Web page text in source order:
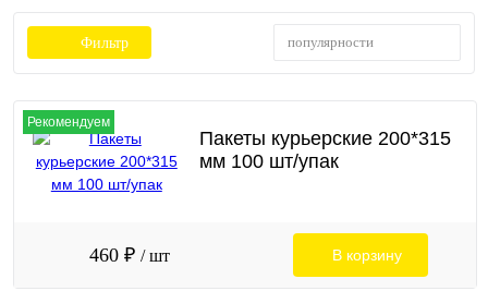
Фильтр популярности
Рекомендуем
Пакеты курьерские 200*315
мм 100 шт/упак
460 ₽ / шт В корзину